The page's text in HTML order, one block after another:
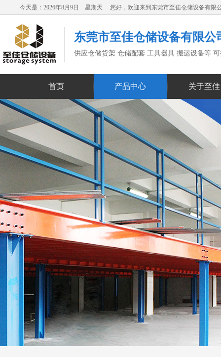
今天是：2026年8月9日 星期天 您好，欢迎来到东莞市至佳仓储设备有限
东莞市至佳仓储设备有限公
供应仓储货架 仓储配套 工具器具 搬运设备等
首页 产品中心 关于至佳